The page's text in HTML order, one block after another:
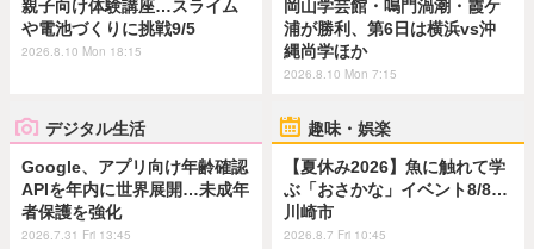
親子向け体験講座…スライム
や電池づくりに挑戦9/5
2026.8.10 Mon 18:15
岡山学芸館・鳴門渦潮・霞ケ
浦が勝利、第6日は横浜vs沖
縄尚学ほか
2026.8.10 Mon 7:15
デジタル生活
Google、アプリ向け年齢確認
APIを年内に世界展開…未成年
者保護を強化
2026.7.31 Fri 13:45
趣味・娯楽
【夏休み2026】魚に触れて学
ぶ「おさかな」イベント8/8…
川崎市
2026.8.7 Fri 10:45